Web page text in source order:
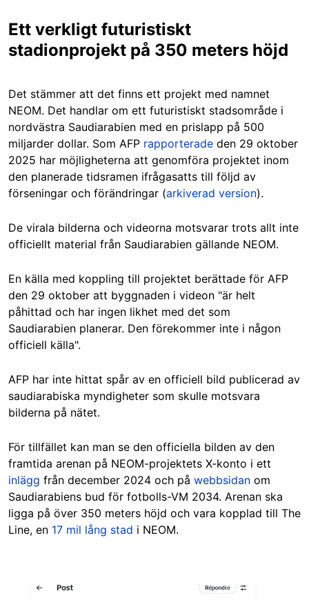
Ett verkligt futuristiskt
stadionprojekt på 350 meters höjd
Det stämmer att det finns ett projekt med namnet
NEOM. Det handlar om ett futuristiskt stadsområde i
nordvästra Saudiarabien med en prislapp på 500
miljarder dollar. Som AFP rapporterade den 29 oktober
2025 har möjligheterna att genomföra projektet inom
den planerade tidsramen ifrågasatts till följd av
förseningar och förändringar (arkiverad version).
De virala bilderna och videorna motsvarar trots allt inte
officiellt material från Saudiarabien gällande NEOM.
En källa med koppling till projektet berättade för AFP
den 29 oktober att byggnaden i videon "är helt
påhittad och har ingen likhet med det som
Saudiarabien planerar. Den förekommer inte i någon
officiell källa".
AFP har inte hittat spår av en officiell bild publicerad av
saudiarabiska myndigheter som skulle motsvara
bilderna på nätet.
För tillfället kan man se den officiella bilden av den
framtida arenan på NEOM-projektets X-konto i ett
inlägg från december 2024 och på webbsidan om
Saudiarabiens bud för fotbolls-VM 2034. Arenan ska
ligga på över 350 meters höjd och vara kopplad till The
Line, en 17 mil lång stad i NEOM.
Image